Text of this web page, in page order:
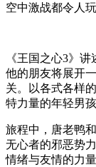
空中激战都令人
《王国之心3》讲
他的朋友将展开
关。以各式各样
特力量的年轻男
旅程中，唐老鸭
无心者的邪恶势
情绪与友情的力